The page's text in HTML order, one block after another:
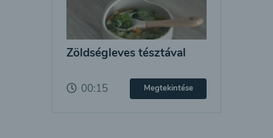
Zöldségleves tésztával
00:15 Megtekintése